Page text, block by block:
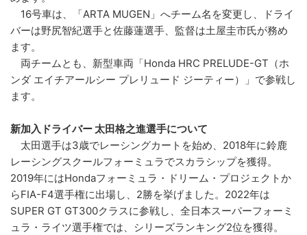
16号車は、「ARTA MUGEN」へチーム名を変更し、ドライ
バーは野尻智紀選手と佐藤蓮選手、監督は土屋圭市氏が務め
ます。
両チームとも、新型車両「Honda HRC PRELUDE-GT（ホ
ンダ エイチアールシー プレリュード ジーティー）」で参戦し
ます。
新加入ドライバー 太田格之進選手について
太田選手は3歳でレーシングカートを始め、2018年に鈴鹿
レーシングスクールフォーミュラでスカラシップを獲得。
2019年にはHondaフォーミュラ・ドリーム・プロジェクトか
らFIA-F4選手権に出場し、2勝を挙げました。2022年は
SUPER GT GT300クラスに参戦し、全日本スーパーフォーミ
ュラ・ライツ選手権では、シリーズランキング2位を獲得。